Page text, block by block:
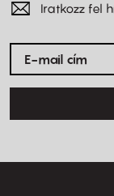
Iratkozz fel